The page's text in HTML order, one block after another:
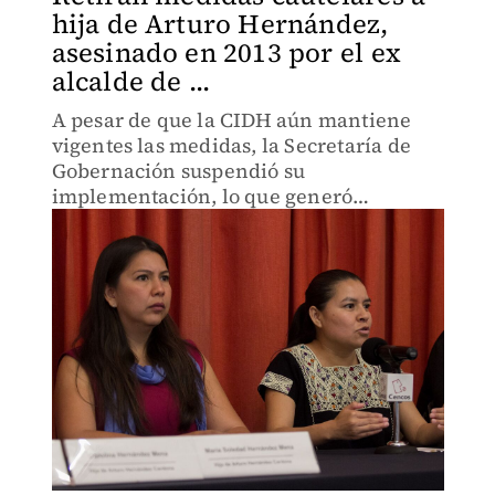
hija de Arturo Hernández,
asesinado en 2013 por el ex
alcalde de ...
A pesar de que la CIDH aún mantiene
vigentes las medidas, la Secretaría de
Gobernación suspendió su
implementación, lo que generó
preocupación por la seguridad de María
Soledad y su familia.